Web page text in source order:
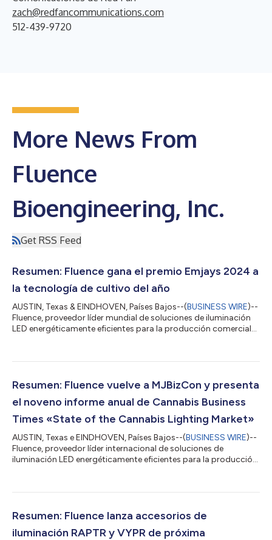
zach@redfancommunications.com
512-439-9720
More News From
Fluence
Bioengineering, Inc.
Get RSS Feed
Resumen: Fluence gana el premio Emjays 2024 a
la tecnología de cultivo del año
AUSTIN, Texas & EINDHOVEN, Países Bajos--(BUSINESS WIRE)--
Fluence, proveedor líder mundial de soluciones de iluminación
LED energéticamente eficientes para la producción comercial
de Cultivo del Año durante la MJBizCon 2024. Los Emjays son
eventos Farechild Events y MJBizCon, la mayor feria y entidad
Resumen: Fluence vuelve a MJBizCon y presenta
el noveno informe anual de Cannabis Business
Times «State of the Cannabis Lighting Market»
AUSTIN, Texas e EINDHOVEN, Países Bajos--(BUSINESS WIRE)--
Fluence, proveedor líder internacional de soluciones de
iluminación LED energéticamente eficientes para la producción
Cannabis Business Times, una publicación centrada en agilizar
proporcionar información práctica para ayudar en todos los
Resumen: Fluence lanza accesorios de
iluminación RAPTR y VYPR de próxima